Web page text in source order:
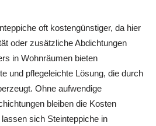
oft kostengünstiger, da hier
oder zusätzliche Abdichtungen
in Wohnräumen bieten
und pflegeleichte Lösung, die durch
Ohne aufwendige
bleiben die Kosten
sich Steinteppiche in